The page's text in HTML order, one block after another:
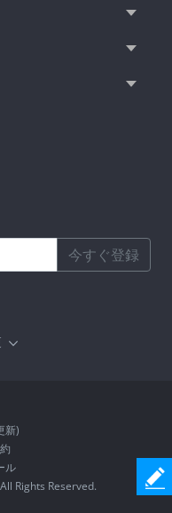
今すぐ登録
新)
ル
Rights Reserved.